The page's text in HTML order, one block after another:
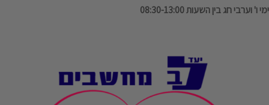
ימי ו' וערבי חג בין השעות 08:30-13:00